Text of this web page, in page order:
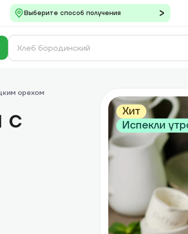
Выберите способ получения
орехом
с
Хит
Испекли